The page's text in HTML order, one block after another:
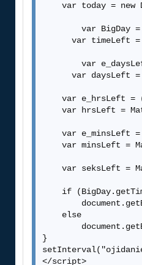
var today = new
var BigDay
var timeLeft
var
var daysLeft
var e_hrsLeft =
var hrsLeft =
var e_minsLeft
var minsLeft =
var seksLeft =
if
    else
}
</script>